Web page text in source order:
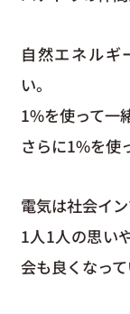
自然エネルギ
い。
1%を使って一
さらに1%を使
電気は社会イン
1人1人の思い
会も良くなって